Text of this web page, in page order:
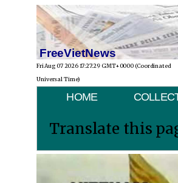
FreeVietNews
Fri Aug 07 2026 17:27:29 GMT+0000 (Coordinated
Universal Time)
HOME
Translate this